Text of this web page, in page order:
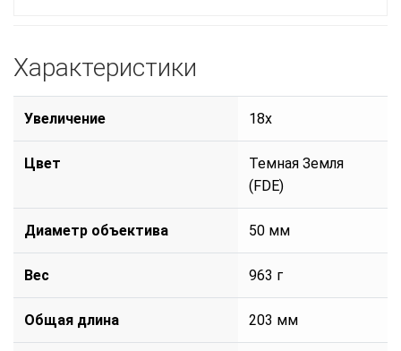
Характеристики
Увеличение 18x
Цвет
Темная Земля
(FDE)
Диаметр объектива 50 мм
Вес 963 г
Общая длина 203 мм